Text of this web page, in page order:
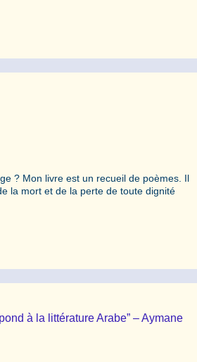
? Mon livre est un recueil de poèmes. Il
la mort et de la perte de toute dignité
à la littérature Arabe” – Aymane